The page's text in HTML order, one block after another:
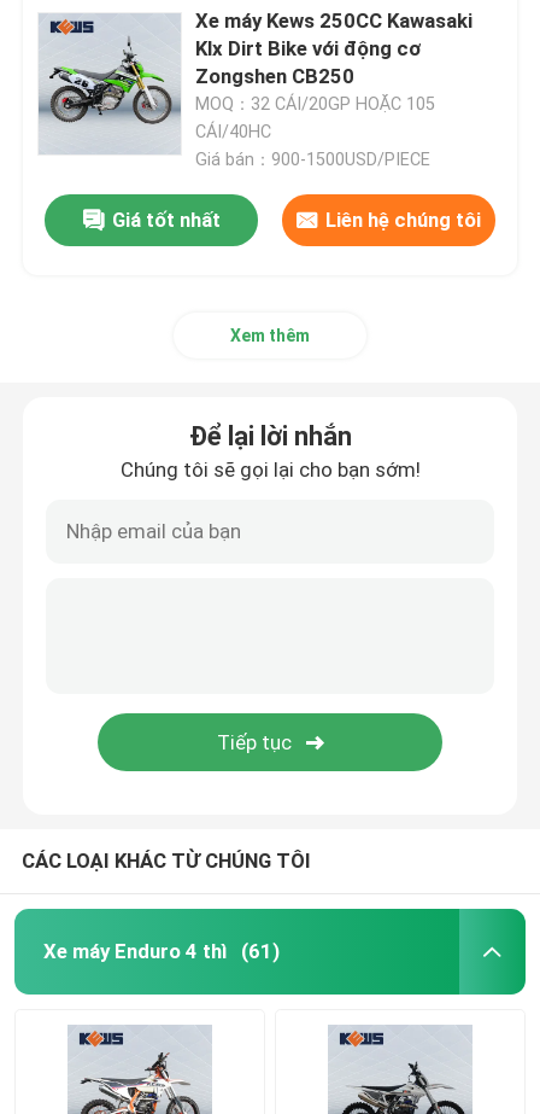
Xe đạp địa hình Enduro
Xe mô tô 2 thì
Xe máy Kews 250CC Kawasaki
Klx Dirt Bike với động cơ
Zongshen CB250
MOQ：32 CÁI/20GP HOẶC 105
CÁI/40HC
Giá bán：900-1500USD/PIECE
Giá tốt nhất Liên hệ chúng tôi
Xem thêm
Để lại lời nhắn
Chúng tôi sẽ gọi lại cho bạn sớm!
CÁC LOẠI KHÁC TỪ CHÚNG TÔI
Xe máy Enduro 4 thì (61)